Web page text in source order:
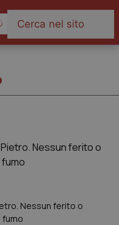
Nessun ferito o
fumo